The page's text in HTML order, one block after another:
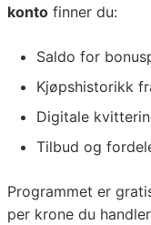
konto finner du:
Saldo for
Kjøpshistorikk
Digitale
Tilbud og
Programmet er
per krone du